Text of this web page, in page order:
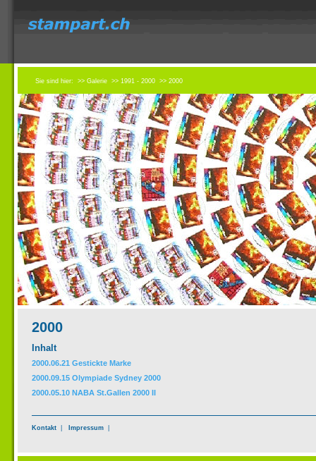
2000
Inhalt
2000.06.21 Gestickte Marke
2000.09.15 Olympiade Sydney 2000
2000.05.10 NABA St.Gallen 2000 II
Kontakt Impressum
Sie sind hier: >> Galerie >> 1991 - 2000 >> 2000